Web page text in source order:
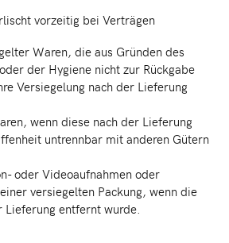
vorzeitig bei Verträgen
Waren, die aus Gründen des
der Hygiene nicht zur Rückgabe
Versiegelung nach der Lieferung
wenn diese nach der Lieferung
untrennbar mit anderen Gütern
oder Videoaufnahmen oder
versiegelten Packung, wenn die
Lieferung entfernt wurde.